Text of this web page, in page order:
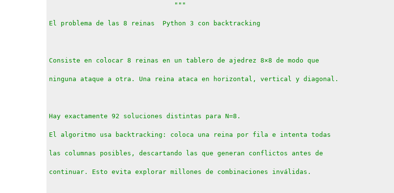
"""
El problema de las 8 reinas  Python 3 con backtracking
Consiste en colocar 8 reinas en un tablero de ajedrez 8×8 de modo que
ninguna ataque a otra. Una reina ataca en horizontal, vertical y diagonal.
Hay exactamente 92 soluciones distintas para N=8.
El algoritmo usa backtracking: coloca una reina por fila e intenta todas
las columnas posibles, descartando las que generan conflictos antes de
continuar. Esto evita explorar millones de combinaciones inválidas.